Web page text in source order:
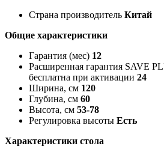
Страна производитель Китай
Общие характеристики
Гарантия (мес) 12
Расширенная гарантия SAVE
бесплатна при активации 24
Ширина, см 120
Глубина, см 60
Высота, см 53-78
Регулировка высоты Есть
Характеристики стола